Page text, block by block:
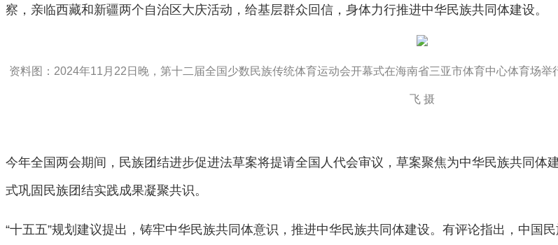
察，亲临西藏和新疆两个自治区大庆活动，给基层群众回信，身体力行推进中华民族共同体建设。
资料图：2024年11月22日晚，第十二届全国少数民族传统体育运动会开幕式在海南省三亚市体育中心体育场举
飞 摄
今年全国两会期间，民族团结进步促进法草案将提请全国人代会审议，草案聚焦为中华民族共同体
式巩固民族团结实践成果凝聚共识。
“十五五”规划建议提出，铸牢中华民族共同体意识，推进中华民族共同体建设。有评论指出，中国